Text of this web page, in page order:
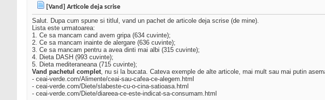
[Vand] Articole deja scrise
Salut. Dupa cum spune si titlul, vand un pachet de articole deja scrise (de mine).
Lista este urmatoarea:
1. Ce sa mancam cand avem gripa (634 cuvinte);
2. Ce sa mancam inainte de alergare (636 cuvinte);
3. Ce sa mancam pentru a avea dinti mai albi (315 cuvinte);
4. Dieta DASH (993 cuvinte);
5. Dieta mediteraneana (715 cuvinte);
Vand pachetul complet, nu si la bucata. Cateva exemple de alte articole, mai mult sau mai putin
- ceai-verde.com/Alimente/ceai-sau-cafea-ce-alegem.html
- ceai-verde.com/Diete/slabeste-cu-o-cina-satioasa.html
- ceai-verde.com/Diete/diareea-ce-este-indicat-sa-consumam.html